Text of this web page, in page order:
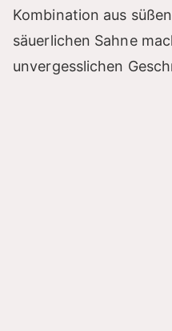
Kombination aus
säuerlichen Sahne
unvergesslichen